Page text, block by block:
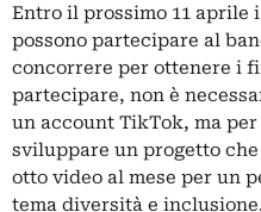
Entro il prossimo 11
possono partecipare al
concorrere per ottenere i
partecipare, non è
un account TikTok, ma
sviluppare un progetto
otto video al mese per un
tema diversità e